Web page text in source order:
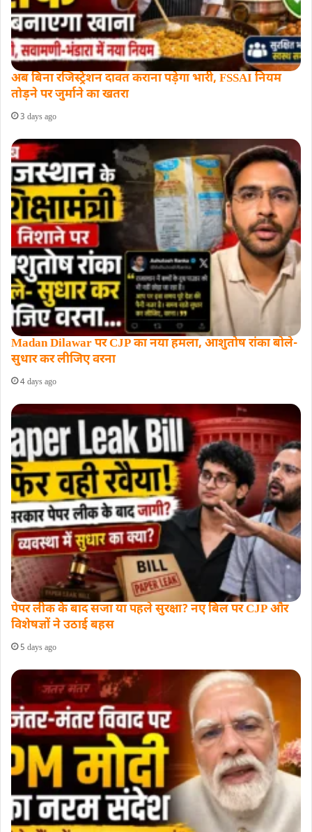
अब बिना रजिस्ट्रेशन दावत कराना पड़ेगा भारी, FSSAI नियम
तोड़ने पर जुर्माने का खतरा
3 days ago
Madan Dilawar पर CJP का नया हमला, आशुतोष रांका बोले-
सुधार कर लीजिए वरना
4 days ago
पेपर लीक के बाद सजा या पहले सुरक्षा? नए बिल पर CJP और
विशेषज्ञों ने उठाई बहस
5 days ago